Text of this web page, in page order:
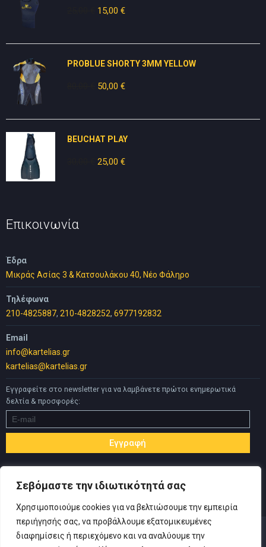
Σεβόμαστε την ιδιωτικότητά σας
Χρησιμοποιούμε cookies για να βελτιώσουμε την εμπειρία
περιήγησής σας, να προβάλλουμε εξατομικευμένες
διαφημίσεις ή περιεχόμενο και να αναλύουμε την
Original
15,00 €Η
15,00 €.
PROBLUE SHORTY 3MM YELLOW
Original
50,00 €Η
50,00 €.
BEUCHAT PLAY
Original
25,00 €Η
Επικοινωνία
Έδρα
Μικράς Ασίας 3 & Κατσουλάκου 40, Νέο Φάληρο
Τηλέφωνα
210-4825887, 210-4828252, 6977192832
Email
info@kartelias.gr
kartelias@kartelias.gr
Εγγραφείτε στο newsletter για να λαμβάνετε πρώτοι ενημερωτικά
δελτία & προσφορές: